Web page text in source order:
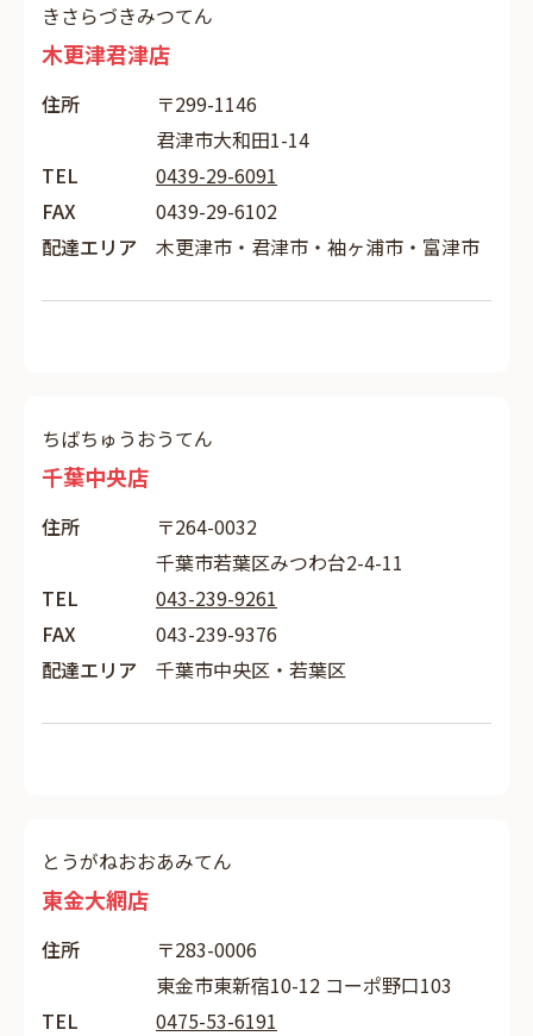
きさらづきみつてん
木更津君津店
住所
〒299-1146
君津市大和田1-14
TEL
0439-29-6091
FAX
0439-29-6102
配達エリア
木更津市・君津市・袖ヶ浦市・富津市
ちばちゅうおうてん
千葉中央店
住所
〒264-0032
千葉市若葉区みつわ台2-4-11
TEL
043-239-9261
FAX
043-239-9376
配達エリア
千葉市中央区・若葉区
とうがねおおあみてん
東金大網店
住所
〒283-0006
東金市東新宿10-12 コーポ野口103
TEL
0475-53-6191